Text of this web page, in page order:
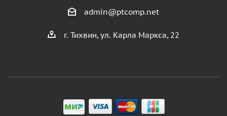
admin@ptcomp.net
г. Тихвин, ул. Карла Маркса, 22